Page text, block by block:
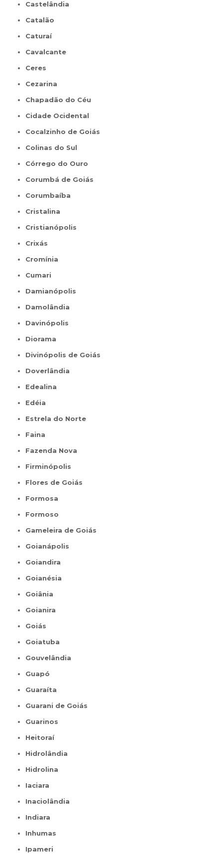
Castelândia
Catalão
Caturaí
Cavalcante
Ceres
Cezarina
Chapadão do Céu
Cidade Ocidental
Cocalzinho de Goiás
Colinas do Sul
Córrego do Ouro
Corumbá de Goiás
Corumbaíba
Cristalina
Cristianópolis
Crixás
Cromínia
Cumari
Damianópolis
Damolândia
Davinópolis
Diorama
Divinópolis de Goiás
Doverlândia
Edealina
Edéia
Estrela do Norte
Faina
Fazenda Nova
Firminópolis
Flores de Goiás
Formosa
Formoso
Gameleira de Goiás
Goianápolis
Goiandira
Goianésia
Goiânia
Goianira
Goiás
Goiatuba
Gouvelândia
Guapó
Guaraíta
Guarani de Goiás
Guarinos
Heitoraí
Hidrolândia
Hidrolina
Iaciara
Inaciolândia
Indiara
Inhumas
Ipameri